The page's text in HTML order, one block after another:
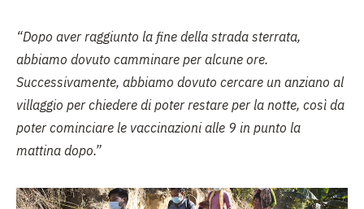
“Dopo aver raggiunto la fine della strada sterrata,
abbiamo dovuto camminare per alcune ore.
Successivamente, abbiamo dovuto cercare un anziano al
villaggio per chiedere di poter restare per la notte, così da
poter cominciare le vaccinazioni alle 9 in punto la
mattina dopo.”